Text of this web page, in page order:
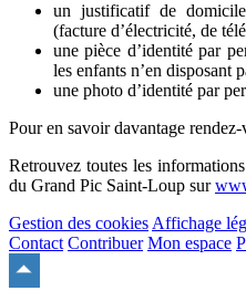
un justificatif de
(facture d’électricité, de
une pièce d’identité par
les enfants n’en disposant
une photo d’identité par
Pour en savoir davantage rendez-
Retrouvez toutes les
du Grand Pic Saint-Loup sur
Gestion des cookies Affichage
Contact Contribuer Mon espace